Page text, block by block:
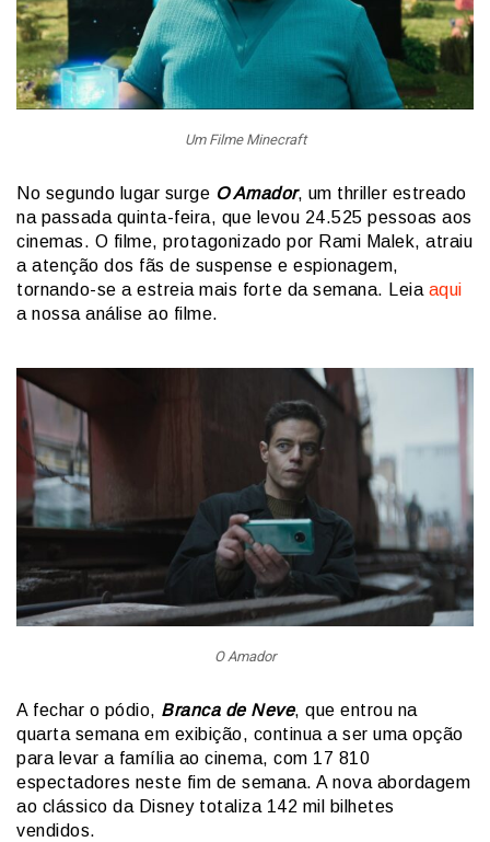
Um Filme Minecraft
No segundo lugar surge O Amador, um thriller estreado
na passada quinta-feira, que levou 24.525 pessoas aos
cinemas. O filme, protagonizado por Rami Malek, atraiu
a atenção dos fãs de suspense e espionagem,
tornando-se a estreia mais forte da semana. Leia aqui
a nossa análise ao filme.
O Amador
A fechar o pódio, Branca de Neve, que entrou na
quarta semana em exibição, continua a ser uma opção
para levar a família ao cinema, com 17 810
espectadores neste fim de semana. A nova abordagem
ao clássico da Disney totaliza 142 mil bilhetes
vendidos.